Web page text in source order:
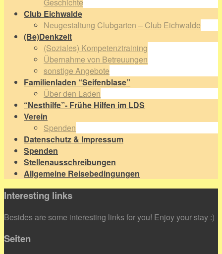
Geschichte
Club Eichwalde
Neugestaltung Clubgarten – Club Eichwalde
(Be)Denkzeit
(Soziales) Kompetenztraining
Übernahme von Betreuungen
sonstige Angebote
Familienladen “Seifenblase”
Über den Laden
“Nesthilfe”- Frühe Hilfen im LDS
Verein
Spenden
Datenschutz & Impressum
Spenden
Stellenausschreibungen
Allgemeine Reisebedingungen
Interesting links
Besides are some interesting links for you! Enjoy your stay :)
Seiten